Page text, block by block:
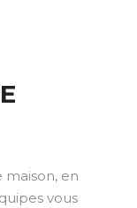
en
vous